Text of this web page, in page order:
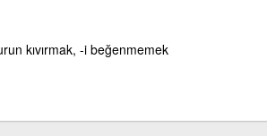
kıvırmak, -i beğenmemek